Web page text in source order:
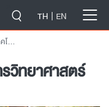
TH EN
ยี
วิทยาศาสตร์